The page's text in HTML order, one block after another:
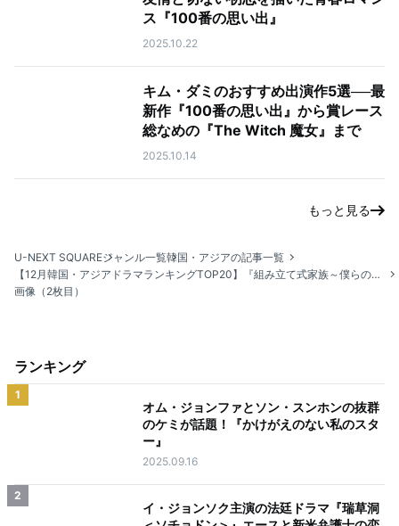
ス『100番の思い出』
2025.10.22
キム・ダミのおすすめ出演作5選──最
新作『100番の思い出』から賞レース
総なめの『The Witch 魔女』まで
2025.10.14
もっと見る
U-NEXT SQUAREジャンル一覧韓国・アジアの記事一覧
【12月韓国・アジアドラマランキングTOP20】『組み立て式家族～僕らの恋の在処～』が2カ月連続1位！
画像（2枚目）
ランキング
1
オム・ジョンファとソン・スンホンの抜群
のケミが話題！『かけがえのない私のスタ
ー』
2025.09.16
2
イ・ジョンソク主演の法廷ドラマ『瑞草洞